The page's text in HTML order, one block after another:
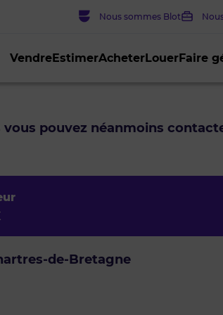
VendreEstimerAcheterLouerFaire
Nous sommes Blot
vous pouvez néanmoins
de-Bretagne